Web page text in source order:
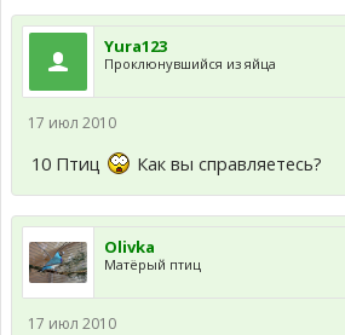
Yura123
Проклюнувшийся из яйца
17 июл 2010
10 Птиц Как вы справляетесь?
Olivka
Матёрый птиц
17 июл 2010